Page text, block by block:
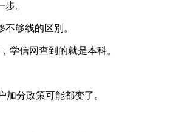
。
够线的区别。
信网查到的就是本科。
分政策可能都变了。